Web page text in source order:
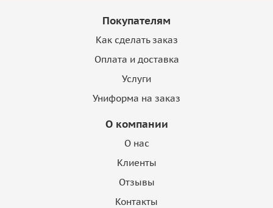
Покупателям
Как сделать заказ
Оплата и доставка
Услуги
Униформа на заказ
О компании
О нас
Клиенты
Отзывы
Контакты